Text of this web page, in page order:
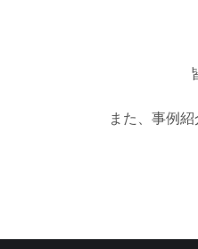
また、事例